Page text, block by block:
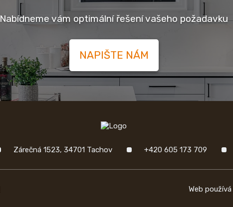
Nabídneme vám optimální řešení vašeho požadavku
NAPIŠTE NÁM
Zárečná 1523, 34701 Tachov +420 605 173 709
Web používá